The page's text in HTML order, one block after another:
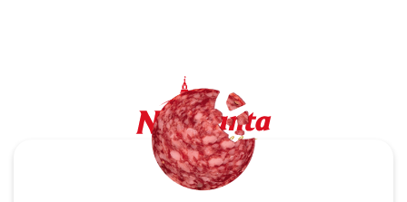
Politika privatnosti